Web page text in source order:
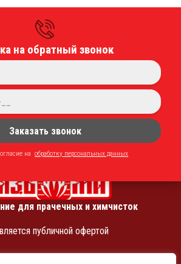
на обратный звонок
Заказать звонок
на обработку персональных данных
Контакты
5-й Предпортовый проезд, 26-Е
+7 (950) 001-16-41
sale@vyazmasz.ru
Соц. сети
для прачечных и химчисток
публичной офертой